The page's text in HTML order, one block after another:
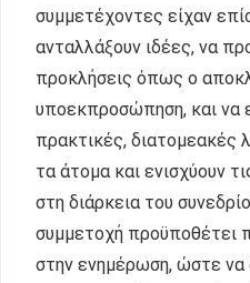
συμμετέχοντες είχαν
ανταλλάξουν ιδέες, να
προκλήσεις όπως ο
υποεκπροσώπηση, και να
πρακτικές, διατομεακές
τα άτομα και ενισχύουν
στη διάρκεια του
συμμετοχή
στην ενημέρωση, ώστε να